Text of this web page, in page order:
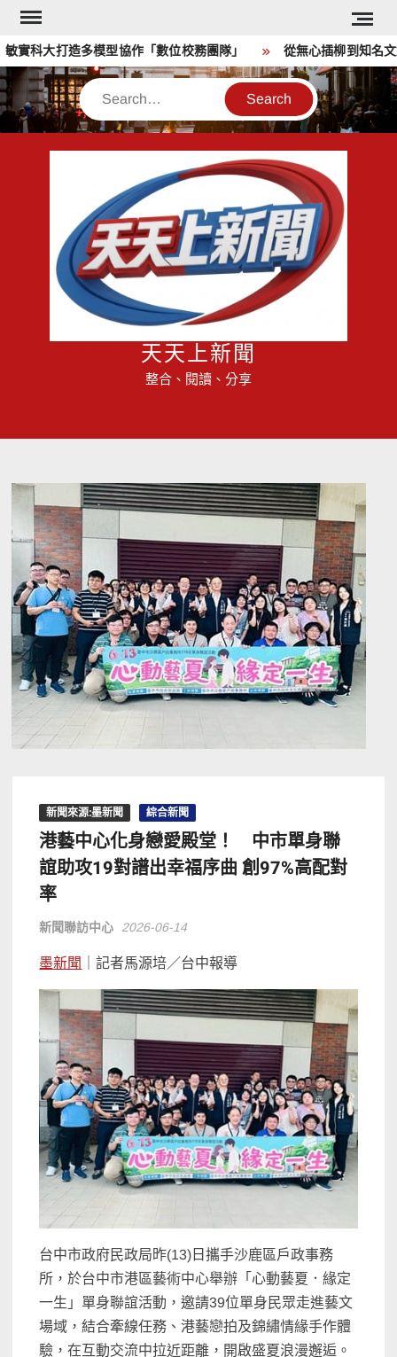
Skip
content
大打造多模型協作「數位校務團隊」 從無心插柳到知名文創
Search
天天上新聞
整合、閱讀、分享
新聞來源:墨新聞 綜合新聞
港藝中心化身戀愛殿堂！ 中市單身聯
誼助攻19對譜出幸福序曲 創97%高配對
率
新聞聯訪中心 2026-06-14
墨新聞 ｜記者馬源培／台中報導
台中市政府民政局昨(13)日攜手沙鹿區戶政事務
所，於台中市港區藝術中心舉辦「心動藝夏．緣定
一生」單身聯誼活動，邀請39位單身民眾走進藝文
場域，結合牽線任務、港藝戀拍及錦繡情緣手作體
驗，在互動交流中拉近距離，開啟盛夏浪漫邂逅。